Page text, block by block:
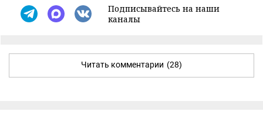
Подписывайтесь на наши
каналы
Читать комментарии (28)